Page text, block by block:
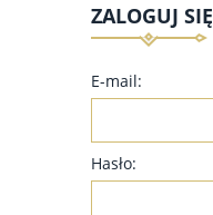
ZALOGUJ SIĘ
E-mail:
Hasło: